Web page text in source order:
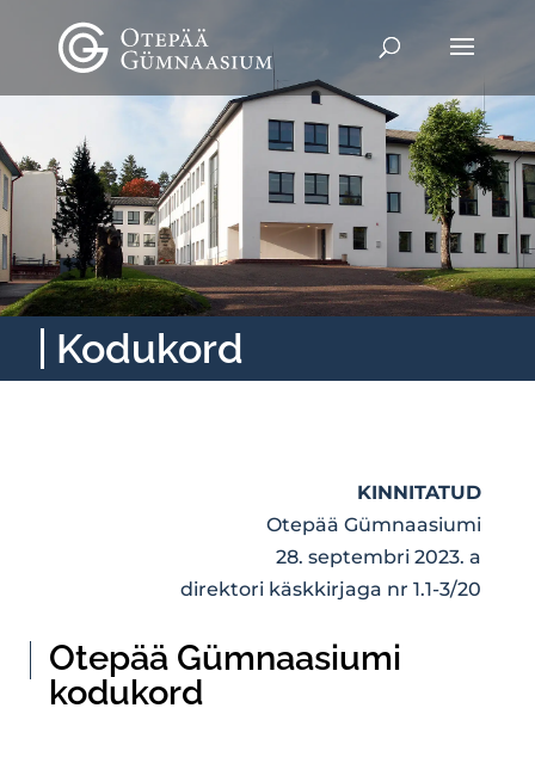
Kodukord
KINNITATUD
Otepää Gümnaasiumi
28. septembri 2023. a
direktori käskkirjaga nr 1.1-3/20
Otepää Gümnaasiumi
kodukord